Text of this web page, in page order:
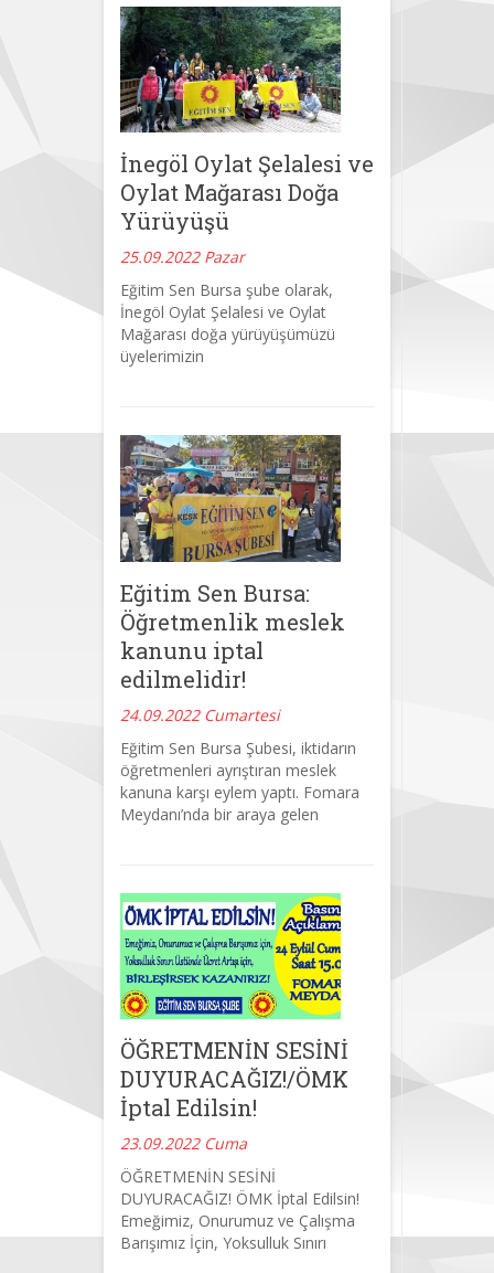
İnegöl Oylat Şelalesi ve
Oylat Mağarası Doğa
Yürüyüşü
25.09.2022 Pazar
Eğitim Sen Bursa şube olarak,
İnegöl Oylat Şelalesi ve Oylat
Mağarası doğa yürüyüşümüzü
üyelerimizin
Eğitim Sen Bursa:
Öğretmenlik meslek
kanunu iptal
edilmelidir!
24.09.2022 Cumartesi
Eğitim Sen Bursa Şubesi, iktidarın
öğretmenleri ayrıştıran meslek
kanuna karşı eylem yaptı. Fomara
Meydanı’nda bir araya gelen
ÖĞRETMENİN SESİNİ
DUYURACAĞIZ!/ÖMK
İptal Edilsin!
23.09.2022 Cuma
ÖĞRETMENİN SESİNİ
DUYURACAĞIZ! ÖMK İptal Edilsin!
Emeğimiz, Onurumuz ve Çalışma
Barışımız İçin, Yoksulluk Sınırı